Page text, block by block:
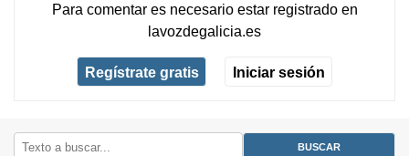
Para comentar es necesario estar registradoen
lavozdegalicia.es
Regístrate gratis Iniciar sesión